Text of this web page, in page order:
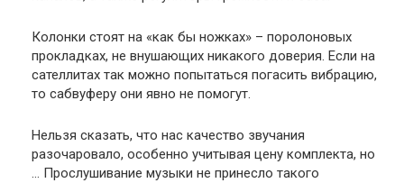
Колонки стоят на «как бы ножках» – поролоновых
прокладках, не внушающих никакого доверия. Если на
сателлитах так можно попытаться погасить вибрацию,
то сабвуферу они явно не помогут.
Нельзя сказать, что нас качество звучания
разочаровало, особенно учитывая цену комплекта, но
… Прослушивание музыки не принесло такого